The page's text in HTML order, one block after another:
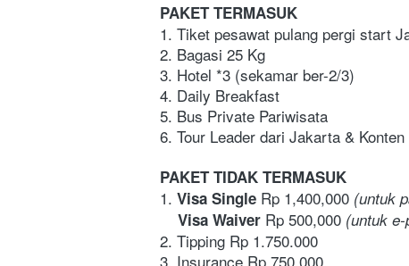
PAKET TERMASUK
1. Tiket pesawat pulang pergi start
2. Bagasi 25 Kg
3. Hotel *3 (sekamar ber-2/3)
4. Daily Breakfast
5. Bus Private Pariwisata
6. Tour Leader dari Jakarta &
PAKET TIDAK TERMASUK
1. Visa Single Rp 1,400,000 (untuk
    Visa Waiver
Rp 500,000 (untuk
2. Tipping Rp 1.750.000
3. Insurance Rp 750.000